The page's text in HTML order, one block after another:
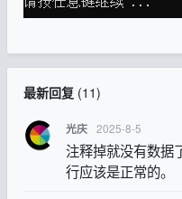
最新回复(11)
光庆 2025-8-5
注释掉就没有数据
行应该是正常的。